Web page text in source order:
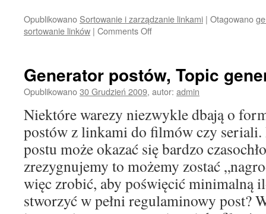
Opublikowano Sortowanie i zarządzanie linkami | Otagowano
sortowanie linków | Comments Off
linki,
sort
sprawdzaj
czy
zgadza
się
ich
ilosć
Generator postów, Topic
Opublikowano30 Grudzień 2009, autor: admin
Niektóre warezy niezwykle dbają o
postów z linkami do filmów czy seriali.
postu może okazać się bardzo
zrezygnujemy to możemy zostać
więc zrobić, aby poświęcić minimalną
stworzyć w pełni regulaminowy post?